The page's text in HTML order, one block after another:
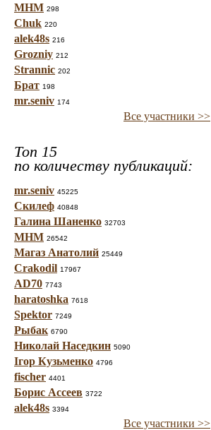
МНМ 298
Chuk 220
alek48s 216
Grozniy 212
Strannic 202
Брат 198
mr.seniv 174
Все участники >>
Топ 15
по количеству публикаций:
mr.seniv 45225
Скилеф 40848
Галина Шаненко 32703
МНМ 26542
Магаз Анатолий 25449
Crakodil 17967
AD70 7743
haratoshka 7618
Spektor 7249
Рыбак 6790
Николай Наседкин 5090
Ігор Кузьменко 4796
fischer 4401
Борис Ассеев 3722
alek48s 3394
Все участники >>